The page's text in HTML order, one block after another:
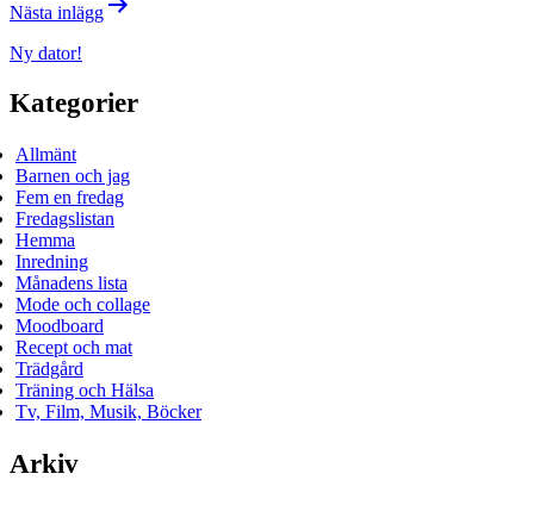
Nästa inlägg
Ny dator!
Kategorier
Allmänt
Barnen och jag
Fem en fredag
Fredagslistan
Hemma
Inredning
Månadens lista
Mode och collage
Moodboard
Recept och mat
Trädgård
Träning och Hälsa
Tv, Film, Musik, Böcker
Arkiv